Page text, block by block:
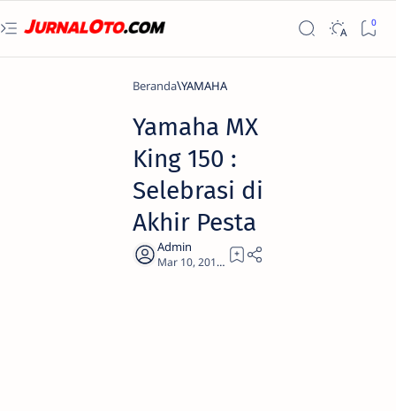
Beranda YAMAHA
Yamaha MX
King 150 :
Selebrasi di
Akhir Pesta
1